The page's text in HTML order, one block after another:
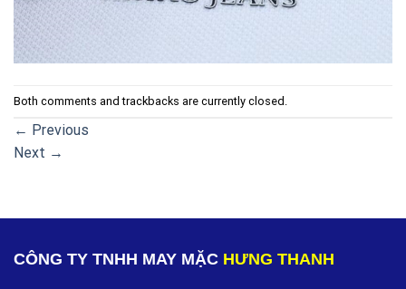
Both comments and trackbacks are currently closed.
← Previous
Next →
CÔNG TY TNHH MAY MẶC HƯNG THANH